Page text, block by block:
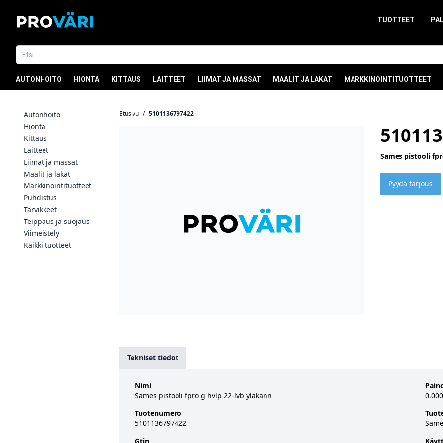
TUOTTEET
AUTONHOITO HIONTA KITTAUS LAITTEET LIIMAT JA MASSAT MAALIT JA LAKAT MARKKINOINTITUOTTEET
Autonhoito
Hionta
Kittaus
Laitteet
Liimat ja massat
Maalit ja lakat
Markkinointituotteet
Puhdistus
Tarvikkeet
Teippaus ja suojaus
Viimeistely
Kaikki tuotteet
Etusivu / 5101136797422
Sames pistooli
Pyydä tarjous
Tekniset tiedot
Nimi
Sames pistooli fpro g hvlp-22-lvb yläkann
Tuotenumero
5101136797422
Gtin